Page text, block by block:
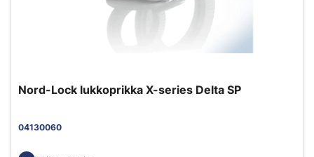
Nord-Lock lukkoprikka X-series Delta SP
04130060